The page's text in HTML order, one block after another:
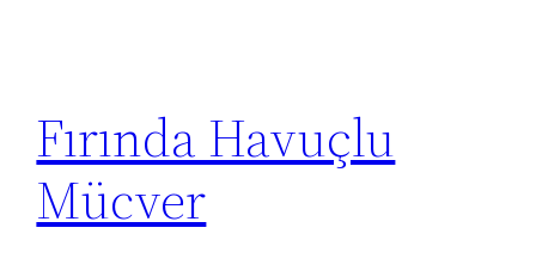
Fırında Havuçlu
Mücver